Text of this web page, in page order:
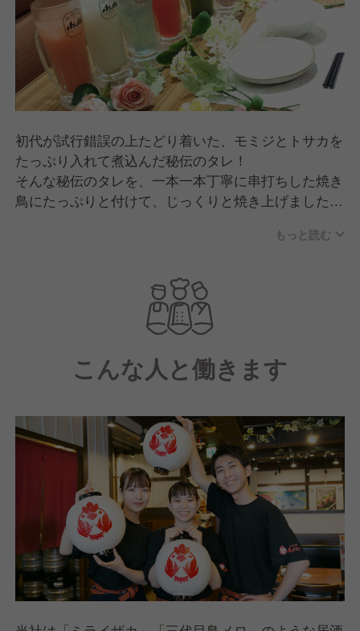
初代が試行錯誤の上たどり着いた、モミジとトサカを
たっぷり入れて煮込んだ秘伝のタレ！
そんな秘伝のタレを、一本一本丁寧に串打ちした焼き
鳥にたっぷりと付けて、じっくりと焼き上げました焼
お客様に焼き鳥だけではなく感動体験を提供し元気に
なって帰ってもらうお仕事です。
もっと読む
こんな人と働きます